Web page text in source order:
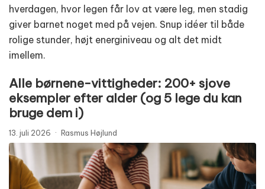
hverdagen, hvor legen får lov at være leg, men stadig
giver barnet noget med på vejen. Snup idéer til både
rolige stunder, højt energiniveau og alt det midt
imellem.
Alle børnene-vittigheder: 200+ sjove
eksempler efter alder (og 5 lege du kan
bruge dem i)
13. juli 2026 · Rasmus Højlund